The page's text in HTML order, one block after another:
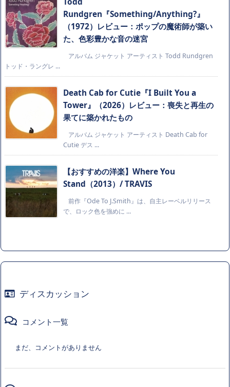
Rundgren『Something/Anything?』
（1972）レビュー：ポップの魔術師が築い
た、色彩豊かな音の迷宮
アルバム ジャケット アーティスト Todd Rundgren
トッド・ラングレ ...
Death Cab for Cutie『I Built You a
Tower』（2026）レビュー：喪失と再生の
果てに築かれたもの
アルバム ジャケット アーティスト Death Cab for
Cutie デス ...
【おすすめの洋楽】Where You
Stand（2013）/ TRAVIS
前作『Ode To J.Smith』は、自主レーベルリリース
で、ロック色を強めに ...
ディスカッション
コメント一覧
まだ、コメントがありません